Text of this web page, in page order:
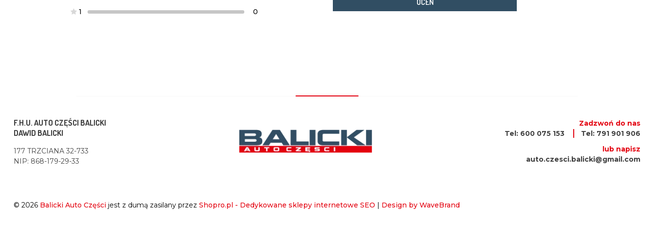
1 0
OCEŃ
F.H.U. AUTO CZĘŚCI BALICKI
DAWID BALICKI
177 TRZCIANA 32-733
NIP: 868-179-29-33
Zadzwoń do nas
Tel: 600 075 153
Tel: 791 901 906
lub napisz
auto.czesci.balicki@gmail.com
© 2026 Balicki Auto Części jest z dumą zasilany przez Shopro.pl - Dedykowane sklepy internetowe SEO | Design by WaveBrand